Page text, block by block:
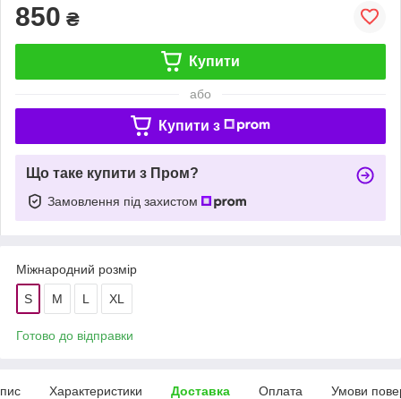
850 ₴
Купити
або
Купити з
Що таке купити з Пром?
Замовлення під захистом
Міжнародний розмір
S M L XL
Готово до відправки
Характеристики Доставка Оплата Умови